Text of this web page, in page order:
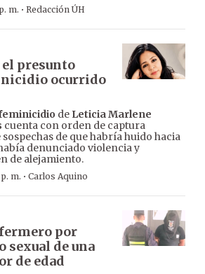
m. · Redacción ÚH
presunto
ocurrido
de Leticia Marlene
cuenta con orden de captura
de que habría huido hacia
denunciado violencia y
de alejamiento.
m. · Carlos Aquino
por
sexual de una
de edad